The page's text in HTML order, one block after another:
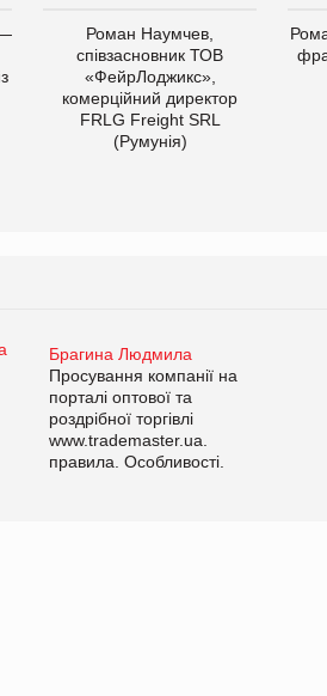
Роман Наумчев,
співзасновник ТОВ
«ФейрЛоджикс»,
комерційний директор
FRLG Freight SRL
(Румунія)
Брагина Людмила
Просування компанії на
порталі оптової та
роздрібної торгівлі
www.trademaster.ua.
правила. Особливості.